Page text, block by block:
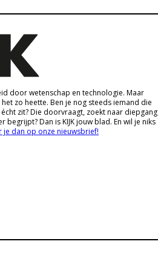
door wetenschap en technologie. Maar
zo heette. Ben je nog steeds iemand die
zit? Die doorvraagt, zoekt naar diepgang
begrijpt? Dan is KIJK jouw blad. En wil je niks
je dan op onze nieuwsbrief!